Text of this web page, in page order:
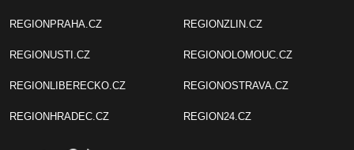
REGIONPRAHA.CZ
REGIONUSTI.CZ
REGIONLIBERECKO.CZ
REGIONHRADEC.CZ
REGIONZLIN.CZ
REGIONOLOMOUC.CZ
REGIONOSTRAVA.CZ
REGION24.CZ